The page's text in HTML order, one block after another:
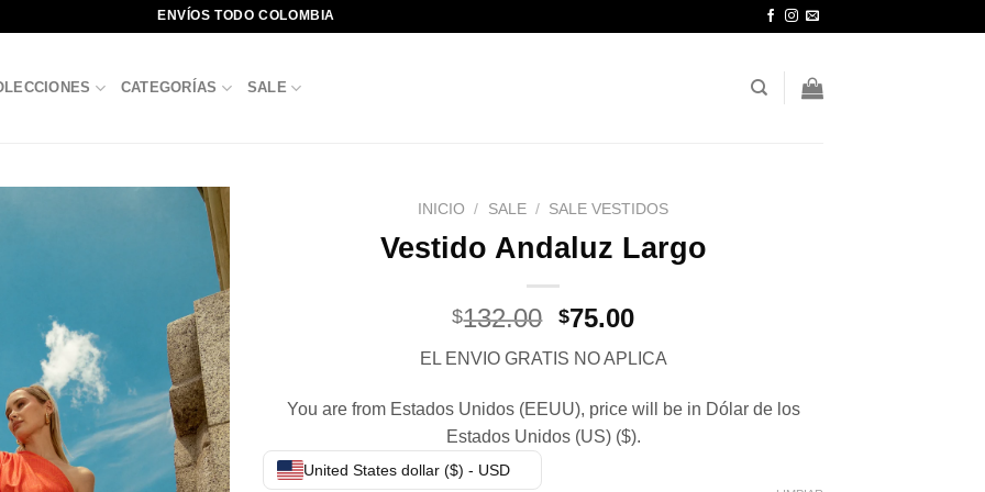
ENVÍOS TODO COLOMBIA
CATEGORÍAS SALE
INICIO / SALE / SALE VESTIDOS
Vestido Andaluz Largo
$132.00 El
original
era:
$132.00.
$75.00El
actual
es:
$75.00.
EL ENVIO GRATIS NO APLICA
You are from Estados Unidos (EEUU), price will be in Dólar de los
Estados Unidos (US) ($).
United States dollar ($) - USD